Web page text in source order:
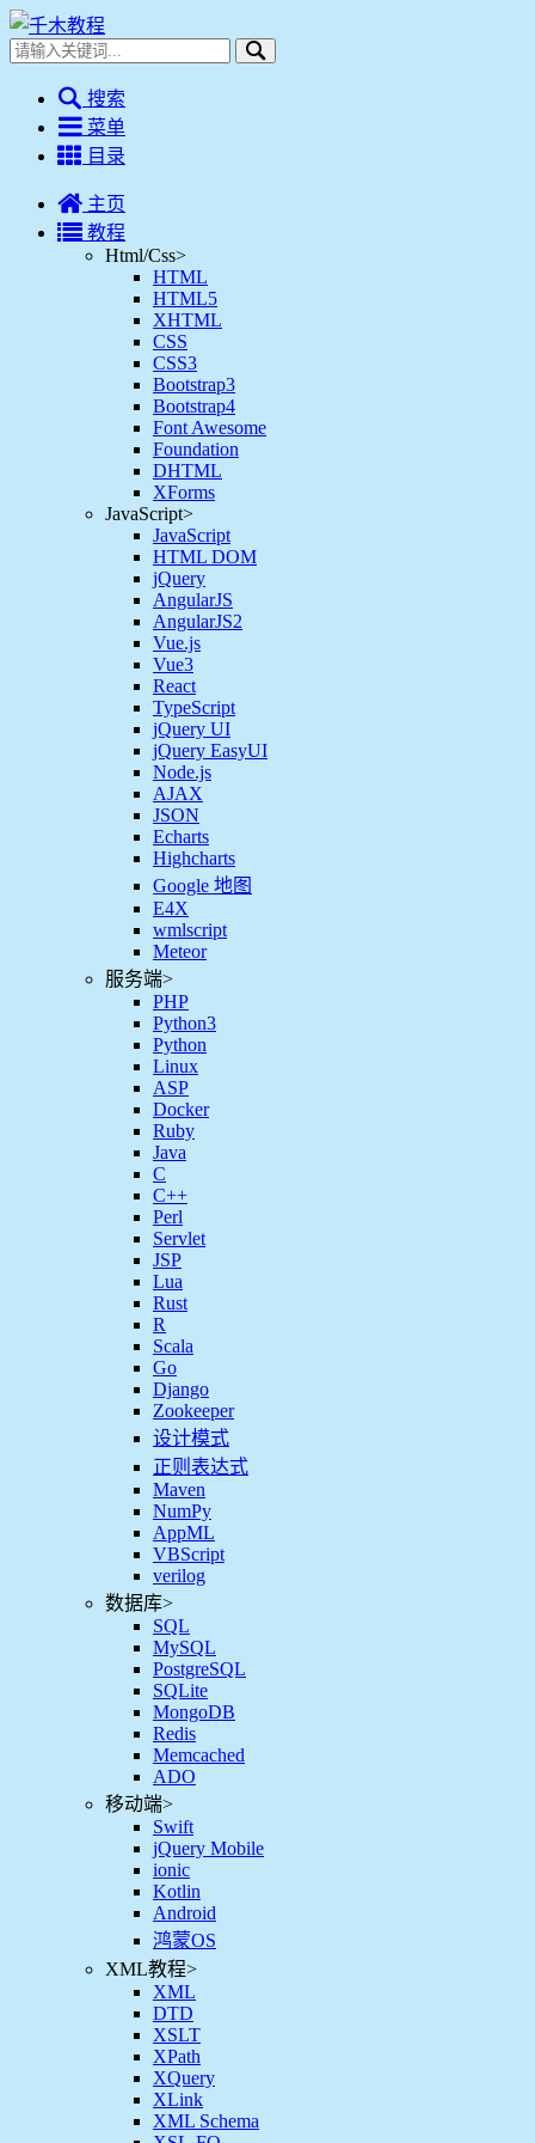
搜索
菜单
目录
主页
教程
Html/Css>
HTML
HTML5
XHTML
CSS
CSS3
Bootstrap3
Bootstrap4
Font Awesome
Foundation
DHTML
XForms
JavaScript>
JavaScript
HTML DOM
jQuery
AngularJS
AngularJS2
Vue.js
Vue3
React
TypeScript
jQuery UI
jQuery EasyUI
Node.js
AJAX
JSON
Echarts
Highcharts
Google 地图
E4X
wmlscript
Meteor
服务端>
PHP
Python3
Python
Linux
ASP
Docker
Ruby
Java
C
C++
Perl
Servlet
JSP
Lua
Rust
R
Scala
Go
Django
Zookeeper
设计模式
正则表达式
Maven
NumPy
AppML
VBScript
verilog
数据库>
SQL
MySQL
PostgreSQL
SQLite
MongoDB
Redis
Memcached
ADO
移动端>
Swift
jQuery Mobile
ionic
Kotlin
Android
鸿蒙OS
XML教程>
XML
DTD
XSLT
XPath
XQuery
XLink
XML Schema